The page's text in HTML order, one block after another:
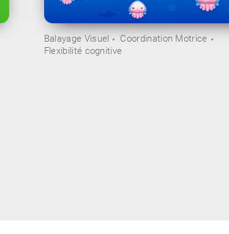
Balayage Visuel
Coordination Motrice
Flexibilité cognitive